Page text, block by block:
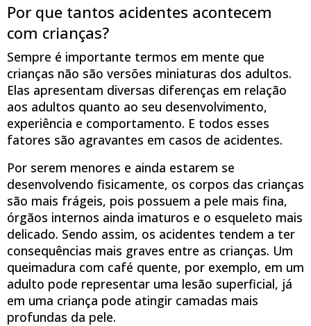
Por que tantos acidentes acontecem
com crianças?
Sempre é importante termos em mente que
crianças não são versões miniaturas dos adultos.
Elas apresentam diversas diferenças em relação
aos adultos quanto ao seu desenvolvimento,
experiência e comportamento. E todos esses
fatores são agravantes em casos de acidentes.
Por serem menores e ainda estarem se
desenvolvendo fisicamente, os corpos das crianças
são mais frágeis, pois possuem a pele mais fina,
órgãos internos ainda imaturos e o esqueleto mais
delicado. Sendo assim, os acidentes tendem a ter
consequências mais graves entre as crianças. Um
queimadura com café quente, por exemplo, em um
adulto pode representar uma lesão superficial, já
em uma criança pode atingir camadas mais
profundas da pele.